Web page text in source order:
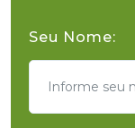
Seu Nome: